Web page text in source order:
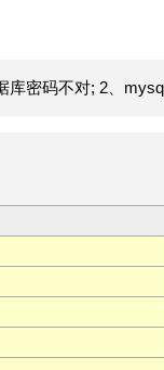
密码不对; 2、mysql